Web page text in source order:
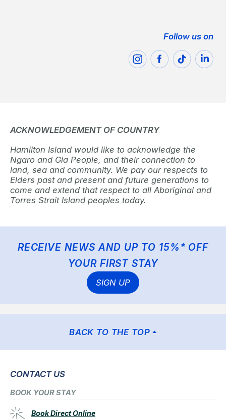
Follow us on
ACKNOWLEDGEMENT OF COUNTRY
Hamilton Island would like to acknowledge the
Ngaro and Gia People, and their connection to
land, sea and community. We pay our respects to
Elders past and present and future generations to
come and extend that respect to all Aboriginal and
Torres Strait Island peoples today.
RECEIVE NEWS AND UP TO 15%* OFF
YOUR FIRST STAY
SIGN UP
BACK TO THE TOP
CONTACT US
BOOK YOUR STAY
Book Direct Online